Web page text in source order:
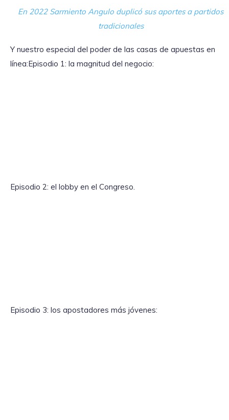
En 2022 Sarmiento Angulo duplicó sus aportes a partidos
tradicionales
Y nuestro especial del poder de las casas de apuestas en
línea:Episodio 1: la magnitud del negocio:
Episodio 2: el lobby en el Congreso.
Episodio 3: los apostadores más jóvenes: